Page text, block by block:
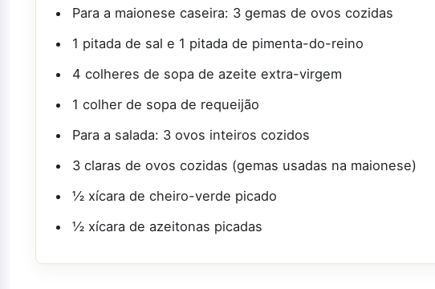
Para a maionese caseira: 3 gemas de ovos cozidas
1 pitada de sal e 1 pitada de pimenta-do-reino
4 colheres de sopa de azeite extra-virgem
1 colher de sopa de requeijão
Para a salada: 3 ovos inteiros cozidos
3 claras de ovos cozidas (gemas usadas na maionese)
½ xícara de cheiro-verde picado
½ xícara de azeitonas picadas